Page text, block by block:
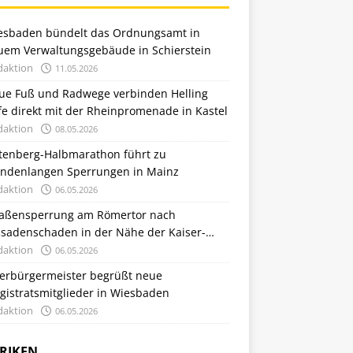
bündelt das Ordnungsamt in
Verwaltungsgebäude in Schierstein
11.05.2026
Fuß und Radwege verbinden Helling
direkt mit der Rheinpromenade in Kastel
08.05.2026
Halbmarathon führt zu
Sperrungen in Mainz
06.05.2026
am Römertor nach
in der Nähe der Kaiser-
Therme06.05.2026
begrüßt neue
in Wiesbaden
06.05.2026